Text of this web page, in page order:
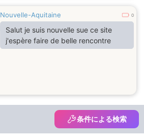
de vrai et durable. Mon désir est de
vie, avancer main dans la main, se
soutenir dans les épreuves et bâtir
mêmes en toutes circonstances. Je
crois qu’une belle relation se
construit avec le temps, le respect
mutuel, la complicité et une bonne
de vrai et durable. Mon désir est de
partager les bons moments de la
vie, avancer main dans la main, se
Nouvelle-Aquitaine 0
Salut je suis nouvelle sue ce site
j'espère faire de belle rencontre
条件による検索